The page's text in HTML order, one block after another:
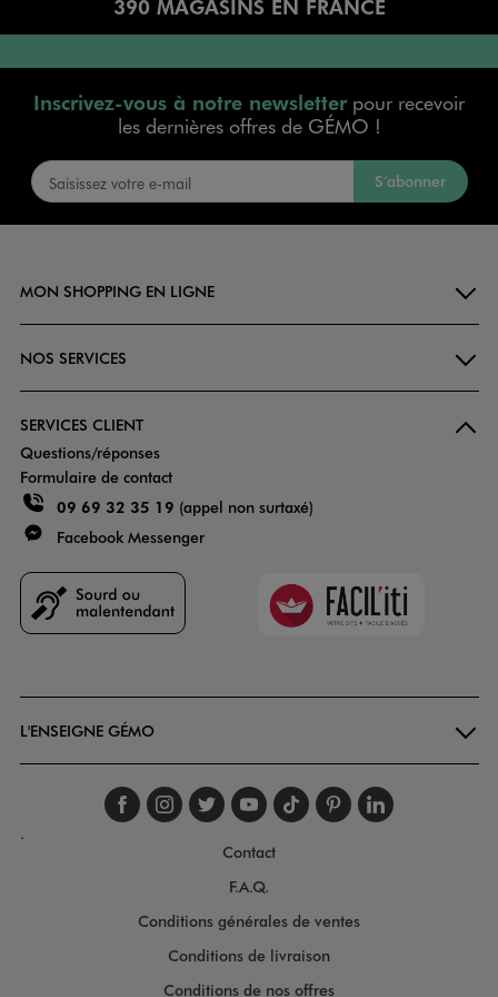
390 MAGASINS EN FRANCE
Inscrivez-vous à notre newsletterpour recevoir
les dernières offres de GÉMO !
S’abonner
MON SHOPPING EN LIGNE
NOS SERVICES
SERVICES CLIENT
Questions/réponses
Formulaire de contact
09 69 32 35 19 (appel non surtaxé)
Facebook Messenger
Faciliti
L'ENSEIGNE GÉMO
Suivez-nous sur
Suivez-nous sur
Suivez-nous sur
Suivez-nous
Suivez-nous
Suivez-
.
Contact
F.A.Q.
Conditions générales de ventes
Conditions de livraison
Conditions de nos offres